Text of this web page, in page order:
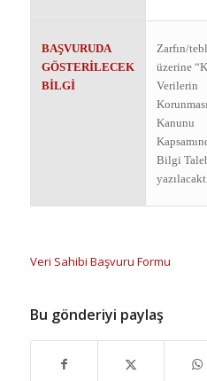
BAŞVURUDA
GÖSTERİLECEK
BİLGİ
Zarfın/
üzerine
Verilerin
Korunması
Kanunu
Bilgi
Veri Sahibi Başvuru Formu
Bu gönderiyi paylaş